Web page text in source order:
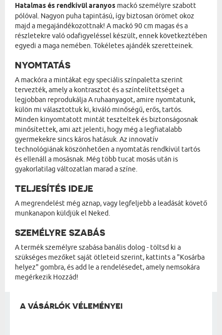
Hatalmas és rendkívül aranyos mackó személyre szabott
pólóval. Nagyon puha tapintású, így biztosan örömet okoz
majd a megajándékozottnak! A mackó 90 cm magas és a
részletekre való odafigyeléssel készült, ennek következtében
egyedi a maga nemében. Tökéletes ajándék szeretteinek.
NYOMTATÁS
A mackóra a mintákat egy speciális színpaletta szerint
tervezték, amely a kontrasztot és a színtelítettséget a
legjobban reprodukálja A ruhaanyagot, amire nyomtatunk,
külön mi választottuk ki, kiváló minőségű, erős, tartós.
Minden kinyomtatott mintát teszteltek és biztonságosnak
minősítettek, ami azt jelenti, hogy még a legfiatalabb
gyermekekre sincs káros hatásuk. Az innovatív
technológiának köszönhetően a nyomtatás rendkívül tartós
és ellenáll a mosásnak. Még több tucat mosás után is
gyakorlatilag változatlan marad a színe.
TELJESÍTÉS IDEJE
A megrendelést még aznap, vagy legfeljebb a leadását követő
munkanapon küldjük el Neked.
SZEMÉLYRE SZABÁS
A termék személyre szabása banális dolog - töltsd ki a
szükséges mezőket saját ötleteid szerint, kattints a "Kosárba
helyez" gombra, és add le a rendelésedet, amely nemsokára
megérkezik Hozzád!
A VÁSÁRLÓK VÉLEMÉNYEI